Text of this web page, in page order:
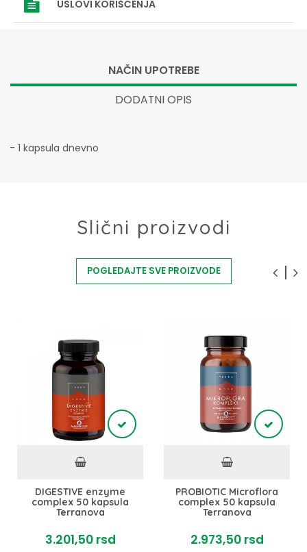
USLOVI KORIŠĆENJA
NAČIN UPOTREBE
DODATNI OPIS
- 1 kapsula dnevno
Slični proizvodi
POGLEDAJTE SVE PROIZVODE
DIGESTIVE enzyme
complex 50 kapsula
Terranova
3.201,50 rsd
PROBIOTIC Microflora
complex 50 kapsula
Terranova
2.973,50 rsd